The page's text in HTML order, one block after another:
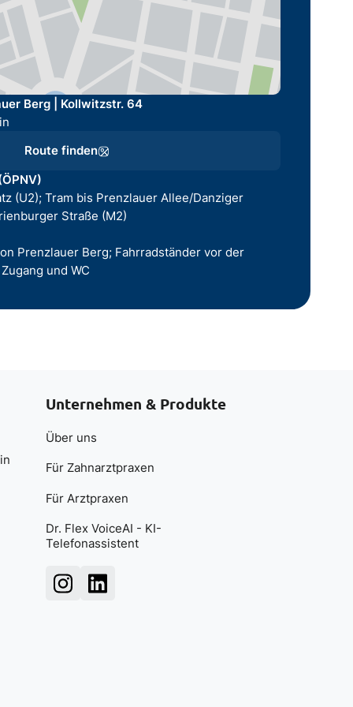
Berg | Kollwitzstr. 64
Route finden
(U2); Tram bis Prenzlauer Allee/Danziger
Straße (M2)
Prenzlauer Berg; Fahrradständer vor der
und WC
Unternehmen & Produkte
Über uns
Für Zahnarztpraxen
Für Arztpraxen
Dr. Flex VoiceAI - KI-
Telefonassistent